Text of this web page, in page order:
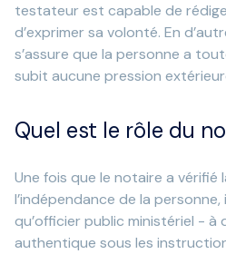
testateur est capable de
d’exprimer sa volonté. En
s’assure que la personne a
subit aucune pression
Quel est le rôle du
Une fois que le notaire a vérifié
l’indépendance de la
qu’officier public ministériel - à
authentique sous les